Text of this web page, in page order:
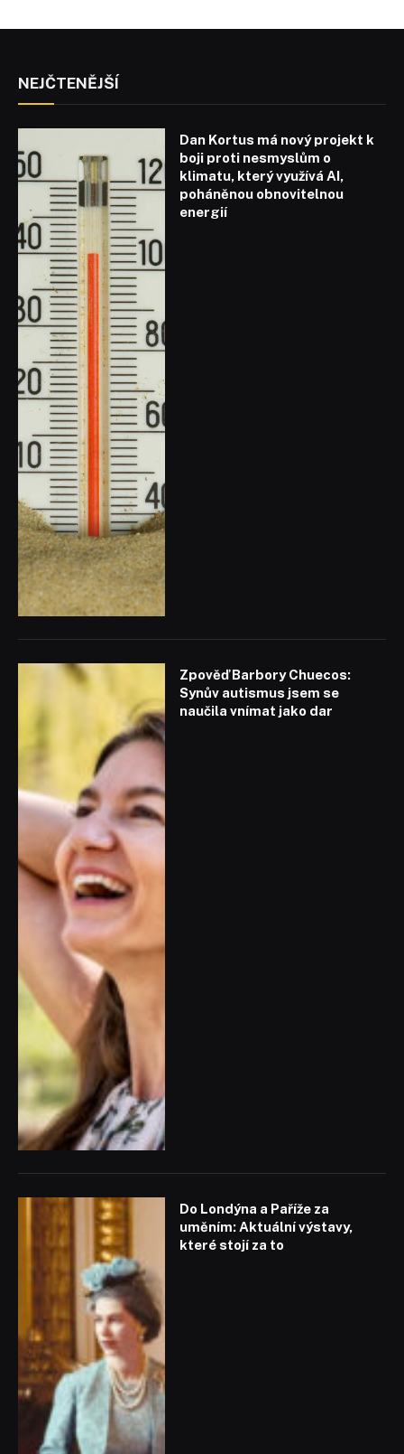
NEJČTENĚJŠÍ
Dan Kortus má nový projekt k
boji proti nesmyslům o
klimatu, který využívá AI,
poháněnou obnovitelnou
energií
Zpověď Barbory Chuecos:
Synův autismus jsem se
naučila vnímat jako dar
Do Londýna a Paříže za
uměním: Aktuální výstavy,
které stojí za to